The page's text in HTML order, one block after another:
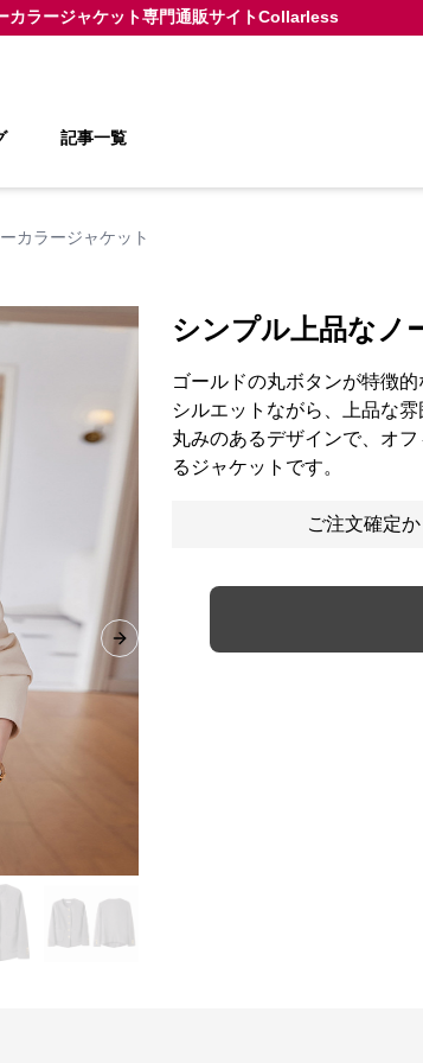
カラージャケット専門通販サイトCollarless
記事一覧
カラージャケット
Next slide
シンプル上品なノ
ゴールドの丸ボタンが特徴
シルエットながら、上品な
丸みのあるデザインで、オ
るジャケットです。
ご注文確定